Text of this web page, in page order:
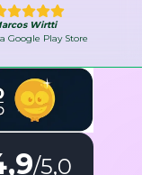
Wirtti
Google Play Store
/5,0